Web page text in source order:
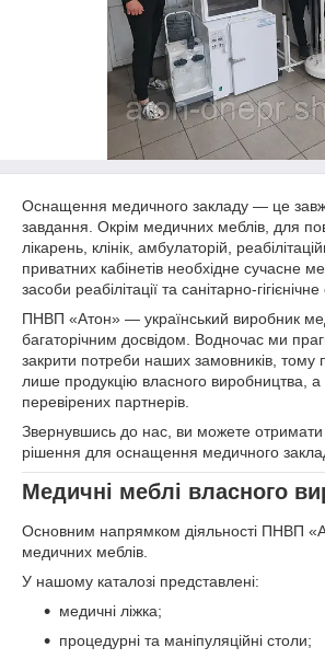
Оснащення медичного закладу — це
завдання. Окрім медичних меблів, для
лікарень, клінік, амбулаторій,
приватних кабінетів необхідне сучасне
засоби реабілітації та санітарно-
ПНВП «Атон» — український виробник
багаторічним досвідом. Водночас ми
закрити потреби наших замовників, тому
лише продукцію власного виробництва,
перевірених партнерів.
Звернувшись до нас, ви можете
рішення для оснащення медичного
Медичні меблі власного
Основним напрямком діяльності ПНВП
медичних меблів.
У нашому каталозі представлені:
медичні ліжка;
процедурні та маніпуляційні столи;